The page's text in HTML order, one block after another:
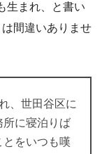
生まれ、と書い
は間違いありませ
、世田谷区に
所に寝泊りば
とをいつも嘆